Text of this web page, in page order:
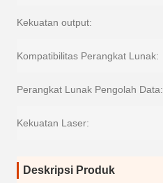
Kekuatan output:
Kompatibilitas Perangkat Lunak:
Perangkat Lunak Pengolah Data:
Kekuatan Laser:
Deskripsi Produk